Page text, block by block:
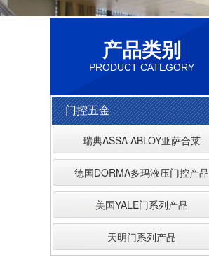
产品类别
PRODUCT CATEGORY
门控五金
瑞典ASSA ABLOY亚萨合莱
德国DORMA多玛液压门控产品
美国YALE门系列产品
天明门系列产品